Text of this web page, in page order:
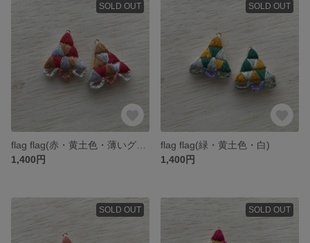
SOLD OUT
1,400円
SOLD OUT
flag flag(緑・黄土色・白)
1,400円
SOLD OUT SOLD OUT